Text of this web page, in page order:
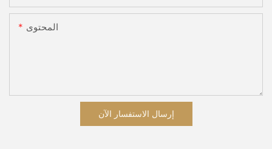
المحتوى
إرسال الاستفسار الآن